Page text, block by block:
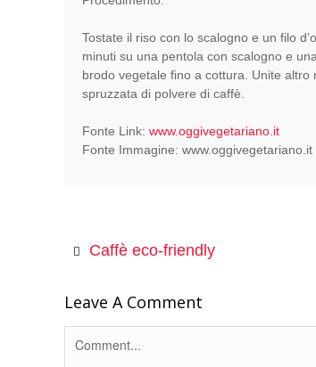
Tostate il riso con lo scalogno e un filo
minuti su una pentola con scalogno e
brodo vegetale fino a cottura. Unite
spruzzata di polvere di caffè.
Fonte Link: www.oggivegetariano.it
Fonte Immagine: www.oggivegetariano.it
Caffè eco-friendly
Leave A Comment